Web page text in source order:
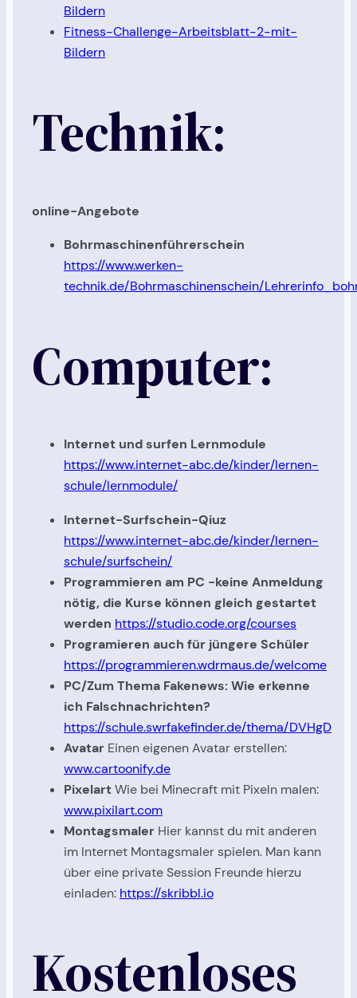
Bildern
Fitness-Challenge-Arbeitsblatt-2-mit-
Bildern
Technik:
online-Angebote
Bohrmaschinenführerschein
https://www.werken-
technik.de/Bohrmaschinenschein/
Computer:
Internet und surfen Lernmodule
https://www.internet-abc.de/kinder/lernen-
schule/lernmodule/
Internet-Surfschein-Qiuz
https://www.internet-abc.de/kinder/lernen-
schule/surfschein/
Programmieren am PC -keine Anmeldung
nötig, die Kurse können gleich gestartet
werden https://studio.code.org/courses
Programieren auch für jüngere Schüler
https://programmieren.wdrmaus.de/welcome
PC/Zum Thema Fakenews: Wie erkenne
ich Falschnachrichten?
https://schule.swrfakefinder.de/thema/DVHgD
Avatar Einen eigenen Avatar erstellen:
www.cartoonify.de
PixelartWie bei Minecraft mit Pixeln malen:
www.pixilart.com
Montagsmaler Hier kannst du mit anderen
im Internet Montagsmaler spielen. Man kann
über eine private Session Freunde hierzu
einladen: https://skribbl.io
Kostenloses